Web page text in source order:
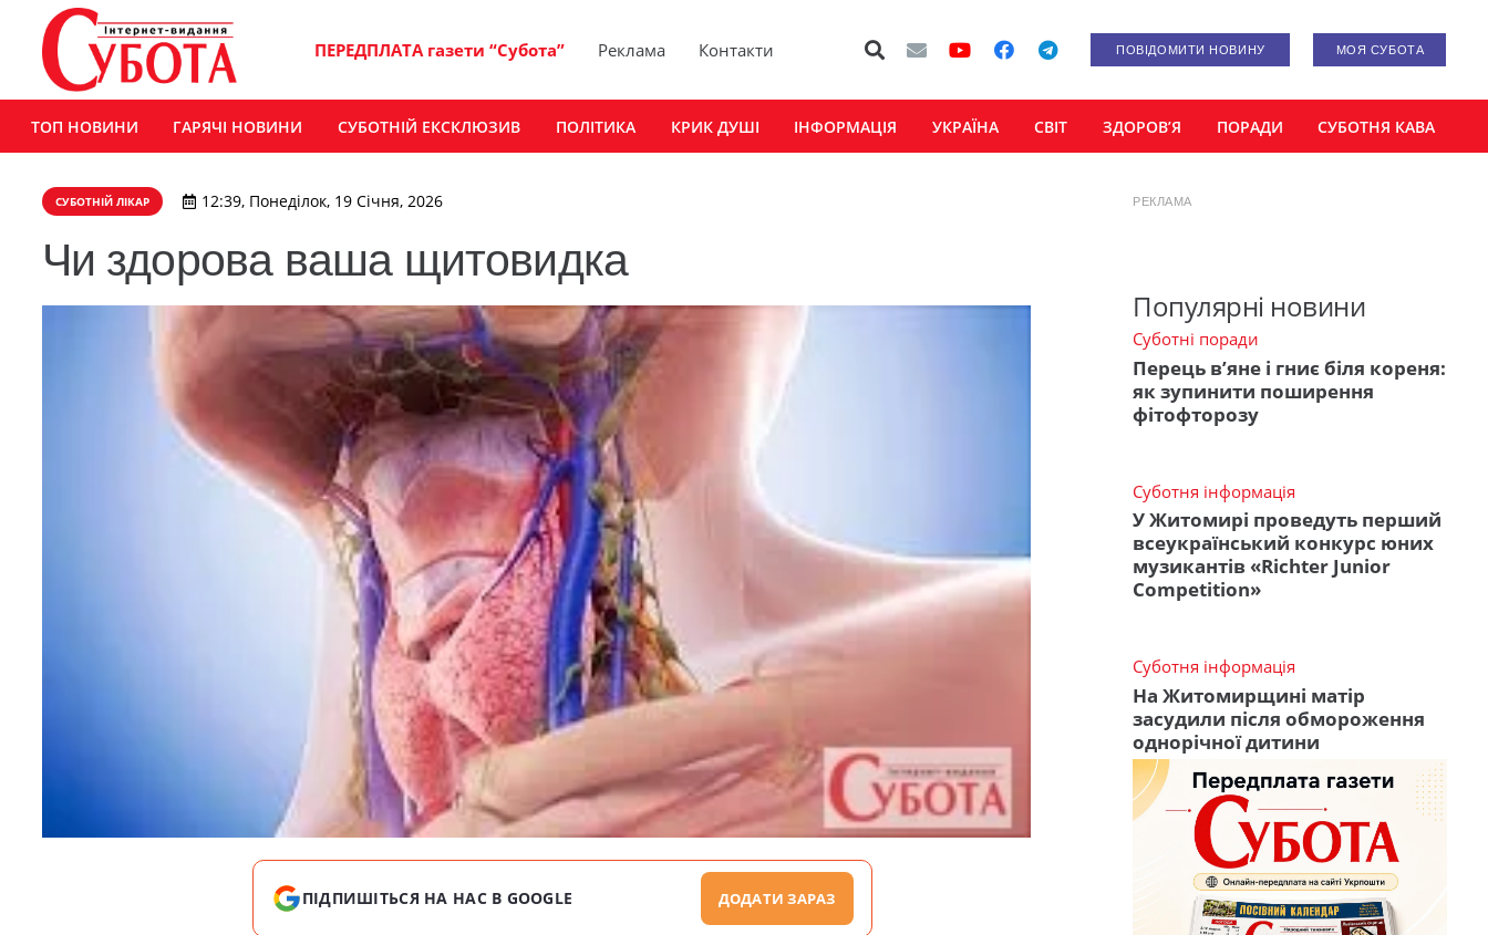
ПЕРЕДПЛАТА газети “Субота” Реклама Контакти ПОВІДОМИТИ НОВИНУ МОЯ СУБОТА
ТОП НОВИНИ ГАРЯЧІ НОВИНИ СУБОТНІЙ ЕКСКЛЮЗИВ ПОЛІТИКА КРИК ДУШІ ІНФОРМАЦІЯ УКРАЇНА СВІТ ЗДОРОВ’Я ПОРАДИ СУБОТНЯ КАВА
СУБОТНІЙ ЛІКАР 12:39, Понеділок, 19 Січня, 2026
Чи здорова ваша щитовидка
ПІДПИШІТЬСЯ НА НАС В GOOGLE ДОДАТИ ЗАРАЗ
РЕКЛАМА
Популярні новини
Суботні поради
Перець в’яне і гниє біля кореня:
як зупинити поширення
фітофторозу
Суботня інформація
У Житомирі проведуть перший
всеукраїнський конкурс юних
музикантів «Richter Junior
Competition»
Суботня інформація
На Житомирщині матір
засудили після обмороження
однорічної дитини